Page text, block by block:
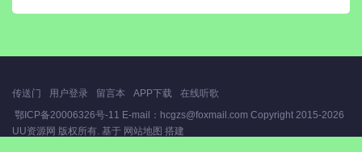
传送门 用户登录 留言本 APP下载
在线听歌
鄂ICP备20006326号-11 E-mail：hcgzs@foxmail.com Copyright 2015-2026
UU资源网 版权所有. 基于 网站地图 搭建